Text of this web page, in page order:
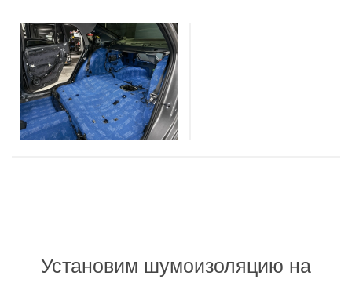
Установим шумоизоляцию на